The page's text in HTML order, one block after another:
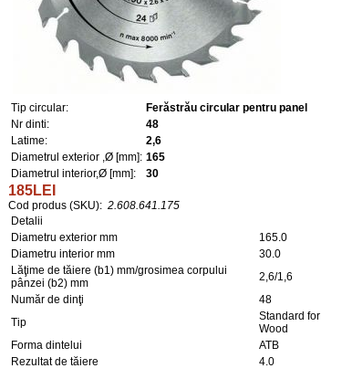
Tip circular:
Ferăstrău circular pentru panel
Nr dinti:
48
Latime:
2,6
Diametrul exterior ,Ø [mm]: 165
Diametrul interior,Ø [mm]:
30
185LEI
Cod produs (SKU): 2.608.641.175
Detalii
Diametru exterior mm
165.0
Diametru interior mm
30.0
Lăţime de tăiere (b1) mm/grosimea corpului
pânzei (b2) mm
2,6/1,6
Număr de dinţi
48
Tip
Standard for
Wood
Forma dintelui
ATB
Rezultat de tăiere
4.0